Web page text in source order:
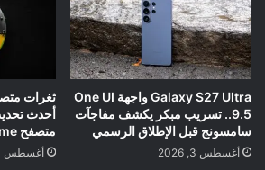
Galaxy S27 Ultra واجهة One UI
9.5.. تسريب مبكر يكشف مفاجآت
سامسونج قبل الإطلاق الرسمي
أغسطس 3, 2026
ثغرات
أحدث
متصفح Chrome
أغسطس 1, 2026